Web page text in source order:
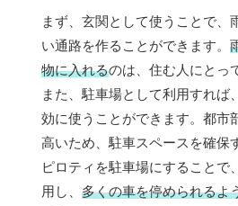
まず、玄関として使うことで、
い通路を作ることができます。
物に入れるのは、住む人にとっ
また、駐車場として利用すれば
効に使うことができます。都市
高いため、駐車スペースを確保
ピロティを駐車場にすることで
用し、 多くの車を停められるよ